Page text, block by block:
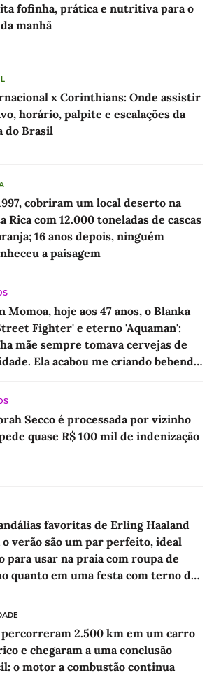
fofinha, prática e nutritiva para o
manhã
x Corinthians: Onde assistir
horário, palpite e escalações da
do Brasil
cobriram um local deserto na
Rica com 12.000 toneladas de cascas
16 anos depois, ninguém
a paisagem
Momoa, hoje aos 47 anos, o Blanka
Fighter' e eterno 'Aquaman':
mãe sempre tomava cervejas de
Ela acabou me criando bebendo
Secco é processada por vizinho
quase R$ 100 mil de indenização
favoritas de Erling Haaland
o verão são um par perfeito, ideal
para usar na praia com roupa de
quanto em uma festa com terno de
percorreram 2.500 km em um carro
e chegaram a uma conclusão
o motor a combustão continua